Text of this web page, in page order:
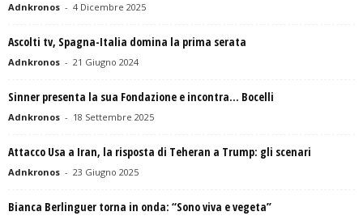
Adnkronos - 4 Dicembre 2025
Ascolti tv, Spagna-Italia domina la prima serata
Adnkronos - 21 Giugno 2024
Sinner presenta la sua Fondazione e incontra… Bocelli
Adnkronos - 18 Settembre 2025
Attacco Usa a Iran, la risposta di Teheran a Trump: gli scenari
Adnkronos - 23 Giugno 2025
Bianca Berlinguer torna in onda: “Sono viva e vegeta”